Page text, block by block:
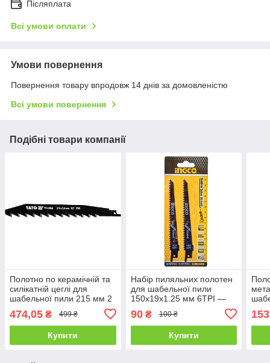
Післяплата
Всі умови оплати
Умови повернення
Повернення товару впродовж 14 днів за домовленістю
Всі умови повернення
Подібні товари компанії
Полотно по керамічній та
силікатній цеглі для
шабельної пили 215 мм 2
33960
474,05 ₴ 499 ₴
Купити
Набір пиляльних полотен
для шабельної пили
150х19х1.25 мм 6TPI —
90₴ 100 ₴
Купити